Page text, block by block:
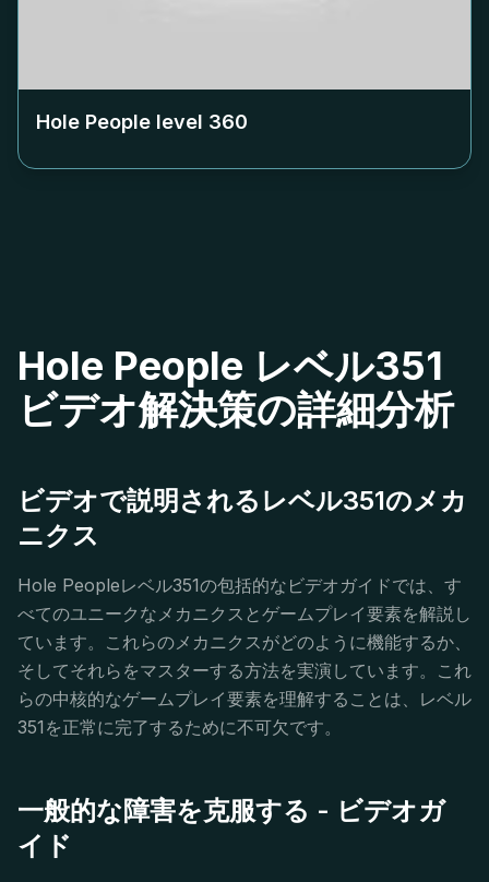
Hole People level 360
Hole People レベル351
ビデオ解決策の詳細分析
ビデオで説明されるレベル351のメカ
ニクス
Hole Peopleレベル351の包括的なビデオガイドでは、す
べてのユニークなメカニクスとゲームプレイ要素を解説し
ています。これらのメカニクスがどのように機能するか、
そしてそれらをマスターする方法を実演しています。これ
らの中核的なゲームプレイ要素を理解することは、レベル
351を正常に完了するために不可欠です。
一般的な障害を克服する - ビデオガ
イド